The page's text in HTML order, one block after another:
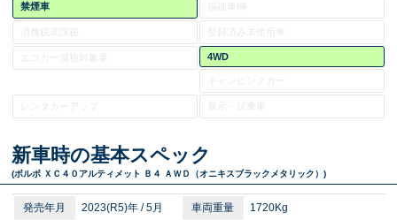
禁煙車
消費税非課税
エコカー減税対象車 4WD
キャンピングカー
レンタカーアップ
新車時の基本スペック
(ボルボ ＸＣ４０ アルティメット Ｂ４ ＡＷＤ（オニキスブラックメタリック）)
発売年月 2023(R5)年 / 5月 車両重量 1720Kg